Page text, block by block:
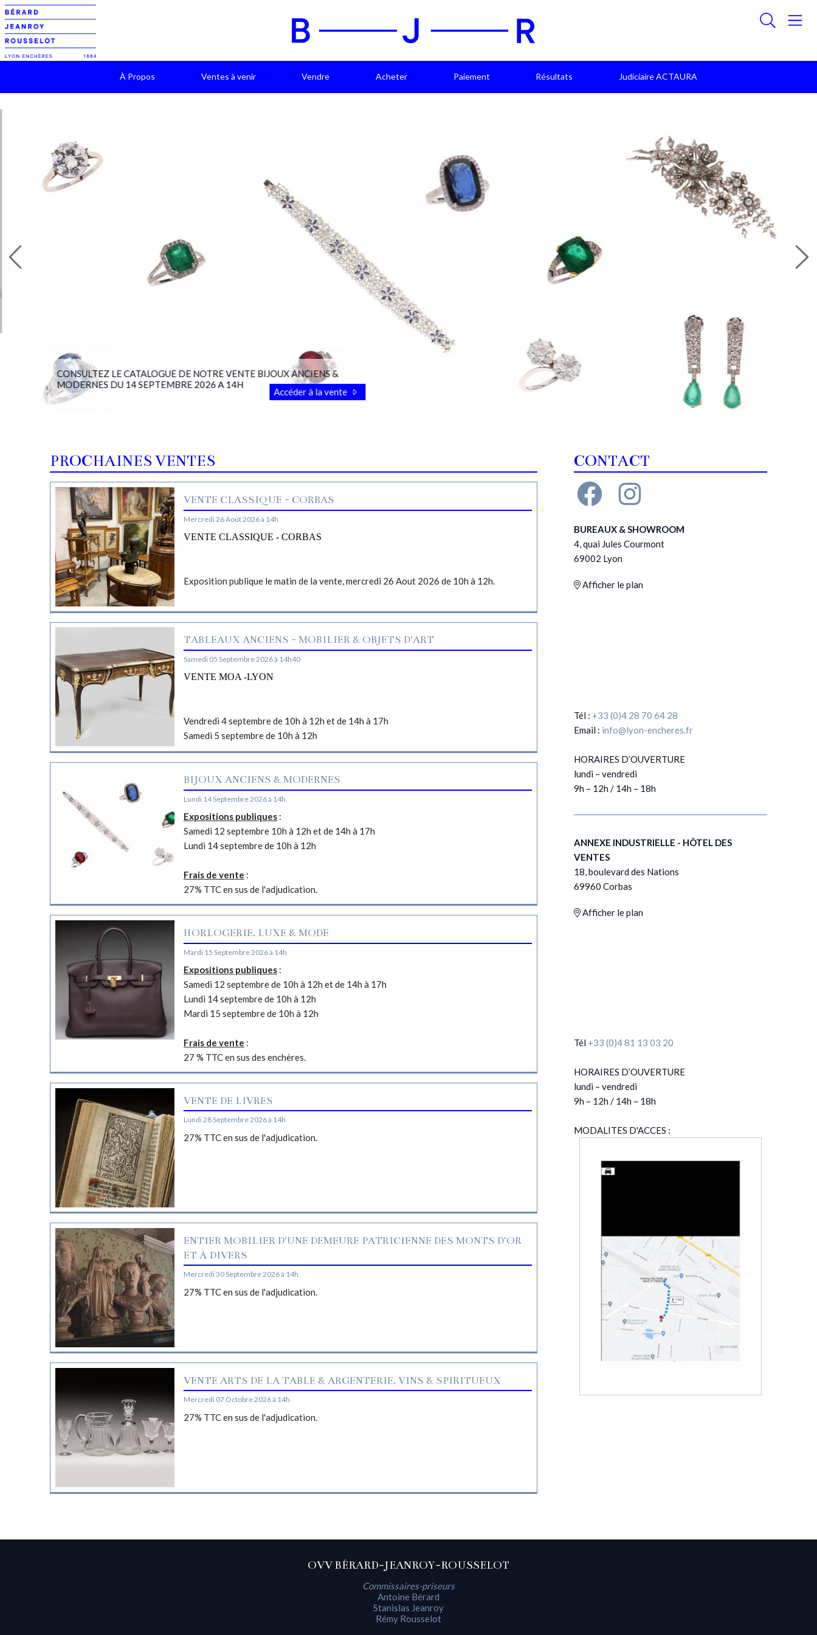
À Propos Ventes à venir Vendre Acheter Paiement Résultats Judiciaire ACTAURA
CONSULTEZ LE CATALOGUE DE NOTRE VENTE BIJOUX ANCIENS &
MODERNES DU 14 SEPTEMBRE 2026 A 14H
Accéder à la vente
PROCHAINES VENTES
VENTE CLASSIQUE - CORBAS
Mercredi 26 Août 2026 à 14h
VENTE CLASSIQUE - CORBAS
Exposition publique le matin de la vente, mercredi 26 Aout 2026 de 10h à 12h.
TABLEAUX ANCIENS - MOBILIER & OBJETS D'ART
Samedi 05 Septembre 2026 à 14h40
VENTE MOA -LYON
Vendredi 4 septembre de 10h à 12h et de 14h à 17h
Samedi 5 septembre de 10h à 12h
BIJOUX ANCIENS & MODERNES
Lundi 14 Septembre 2026 à 14h
Expositions publiques:
Samedi 12 septembre 10h à 12h et de 14h à 17h
Lundi 14 septembre de 10h à 12h
Frais de vente :
27% TTC en sus de l'adjudication.
HORLOGERIE, LUXE & MODE
Mardi 15 Septembre 2026 à 14h
Expositions publiques:
Samedi 12 septembre de 10h à 12h et de 14h à 17h
Lundi 14 septembre de 10h à 12h
Mardi 15 septembre de 10h à 12h
Frais de vente :
27 % TTC en sus des enchères.
VENTE DE LIVRES
Lundi 28 Septembre 2026 à 14h
27% TTC en sus de l'adjudication.
ENTIER MOBILIER D'UNE DEMEURE PATRICIENNE DES MONTS D'OR
ET À DIVERS
Mercredi 30 Septembre 2026 à 14h
27% TTC en sus de l'adjudication.
VENTE ARTS DE LA TABLE & ARGENTERIE, VINS & SPIRITUEUX
Mercredi 07 Octobre 2026 à 14h
27% TTC en sus de l'adjudication.
CONTACT
BUREAUX & SHOWROOM
4, quai Jules Courmont
69002 Lyon
Afficher le plan
Tél : +33 (0)4 28 70 64 28
Email : info@lyon-encheres.fr
HORAIRES D’OUVERTURE
lundi – vendredi
9h – 12h / 14h – 18h
ANNEXE INDUSTRIELLE - HÔTEL DES
VENTES
18, boulevard des Nations
69960 Corbas
Afficher le plan
Tél +33 (0)4 81 13 03 20
HORAIRES D’OUVERTURE
lundi – vendredi
9h – 12h / 14h – 18h
MODALITES D'ACCES :
OVV BÉRARD-JEANROY-ROUSSELOT
Commissaires-priseurs
Antoine Bérard
Stanislas Jeanroy
Rémy Rousselot